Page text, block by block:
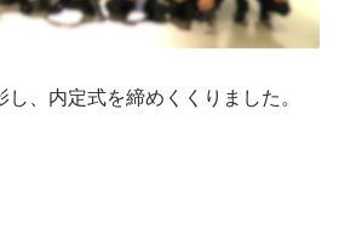
、内定式を締めくくりました。